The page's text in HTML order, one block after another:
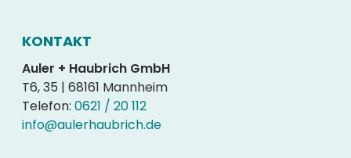
KONTAKT
Auler + Haubrich GmbH
T6, 35 | 68161 Mannheim
Telefon: 0621 / 20 112
info@aulerhaubrich.de